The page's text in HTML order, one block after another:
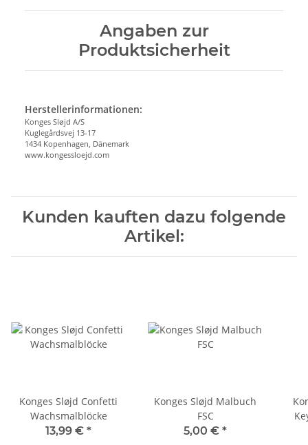
Angaben zur
Produktsicherheit
Herstellerinformationen:
Konges Sløjd A/S
Kuglegårdsvej 13-17
1434 Kopenhagen, Dänemark
www.kongessloejd.com
Kunden kauften dazu folgende
Artikel:
Konges Sløjd Confetti
Wachsmalblöcke
13,99 € *
Konges Sløjd Malbuch
FSC
5,00 € *